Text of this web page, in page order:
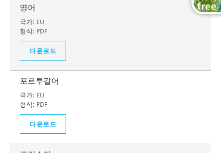
영어
국가: EU
형식: PDF
다운로드
포르투갈어
국가: EU
형식: PDF
다운로드